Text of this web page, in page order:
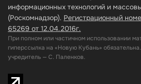
информационных технологий и
(Роскомнадзор). Регистрационный
65269 от 12.04.2016г.
При полном или частичном использовании
гиперссылка на «Новую Кубань»
учредитель — С. Паленков.